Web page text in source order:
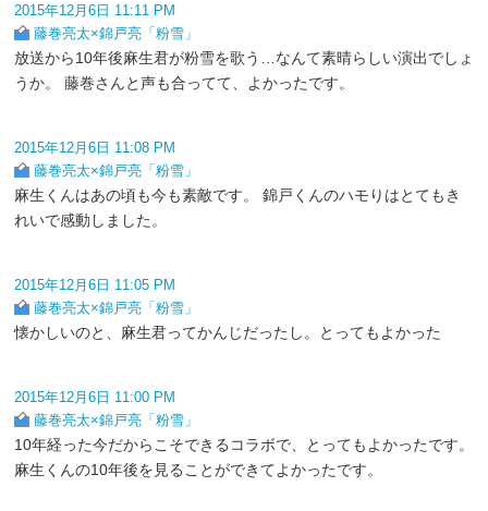
2015年12月6日 11:11 PM
藤巻亮太×錦戸亮「粉雪」
放送から10年後麻生君が粉雪を歌う…なんて素晴らしい演出でしょ
うか。 藤巻さんと声も合ってて、よかったです。
2015年12月6日 11:08 PM
藤巻亮太×錦戸亮「粉雪」
麻生くんはあの頃も今も素敵です。 錦戸くんのハモりはとてもき
れいで感動しました。
2015年12月6日 11:05 PM
藤巻亮太×錦戸亮「粉雪」
懐かしいのと、麻生君ってかんじだったし。とってもよかった
2015年12月6日 11:00 PM
藤巻亮太×錦戸亮「粉雪」
10年経った今だからこそできるコラボで、とってもよかったです。
麻生くんの10年後を見ることができてよかったです。